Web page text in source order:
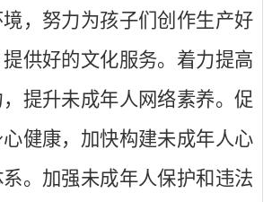
，努力为孩子们创作生产好
供好的文化服务。着力提高
提升未成年人网络素养。促
健康，加快构建未成年人心
。加强未成年人保护和违法